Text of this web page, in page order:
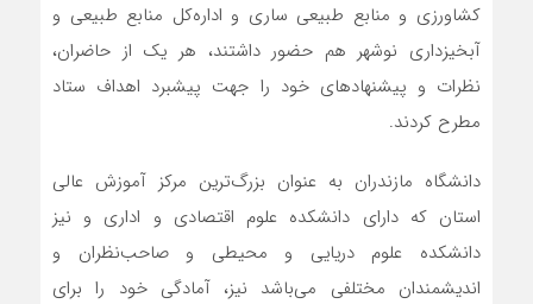
کشاورزی و منابع طبیعی ساری و اداره‌کل منابع طبیعی و
آبخیزداری نوشهر هم حضور داشتند، هر یک از حاضران،
نظرات و پیشنهادهای خود را جهت پیشبرد اهداف ستاد
مطرح کردند.
دانشگاه مازندران به عنوان بزرگ‌ترین مرکز آموزش عالی
استان که دارای دانشکده‌ علوم اقتصادی و اداری و نیز
دانشکده علوم دریایی و محیطی و صاحب‌نظران و
اندیشمندان مختلفی می‌باشد نیز، آمادگی خود را برای